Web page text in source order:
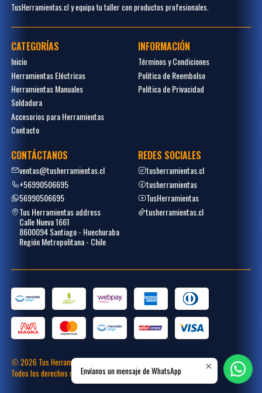
TusHerramientas.cl y equipa tu taller con productos profesionales.
CATEGORÍAS
Inicio
Herramientas Eléctricas
Herramientas Manuales
Soldadura
Accesorios para Herramientas
Contacto
INFORMACIÓN
Términos y Condiciones
Politica de Reembolso
Política de Privacidad
CONTÁCTANOS
ventas@tusherramientas.cl
+56990506695
56990506695
Tus Herramientas address
Calle Nueva 1661
8600094 Santiago - Huechuraba
Región Metropolitana - Chile
REDES SOCIALES
tusherramientas.cl
tusherramientas
TusHerramientas
tusherramientas.cl
2026 Tus Herramientas.
Todos los derechos reservados.Desarrollado porPlacecommerce
Envíanos un mensaje de WhatsApp